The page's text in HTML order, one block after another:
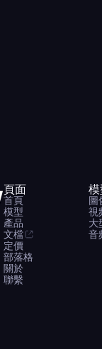
頁面
首頁
模型
產品
文檔
定價
部落格
關於
聯繫
圖
視
大
音